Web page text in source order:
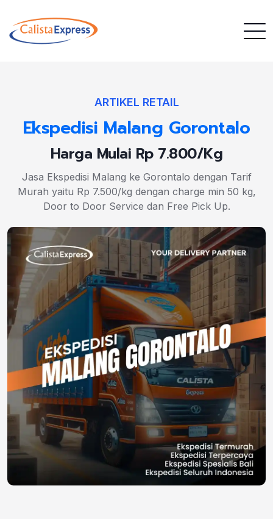
ARTIKEL RETAIL
Ekspedisi Malang Gorontalo
Harga Mulai Rp 7.800/Kg
Jasa Ekspedisi Malang ke Gorontalo dengan Tarif
Murah yaitu Rp 7.500/kg dengan charge min 50 kg,
Door to Door Service dan Free Pick Up.